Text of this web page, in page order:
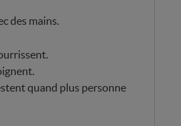
des mains.
quand plus personne